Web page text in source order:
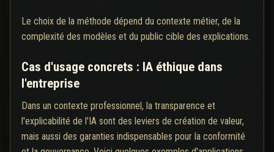
Le choix de la méthode dépend du contexte métier, de la
complexité des modèles et du public cible des explications.
Cas d'usage concrets : IA éthique dans
l'entreprise
Dans un contexte professionnel, la transparence et
l'explicabilité de l'IA sont des leviers de création de valeur,
mais aussi des garanties indispensables pour la conformité